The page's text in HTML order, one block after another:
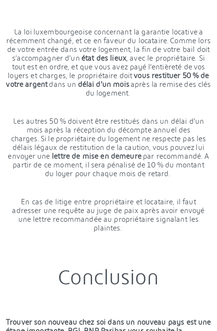
La loi luxembourgeoise concernant la garantie locative a
récemment changé, et ce en faveur du locataire. Comme lors
de votre entrée dans votre logement, la fin de votre bail doit
s’accompagner d’un état des lieux, avec le propriétaire. Si
tout est en ordre, et que vous avez payé l’entièreté de vos
loyers et charges, le propriétaire doitvous restituer 50 % de
votre argentdans un délai d’un moisaprès la remise des clés
du logement.
Les autres 50 % doivent être restitués dans un délai d’un
mois après la réception du décompte annuel des
charges. Si le propriétaire du logement ne respecte pas les
délais légaux de restitution de la caution, vous pouvez lui
envoyer une lettre de mise en demeurepar recommandé. A
partir de ce moment, il sera pénalisé de 10 % du montant
du loyer pour chaque mois de retard.
En cas de litige entre propriétaire et locataire, il faut
adresser une requête au juge de paix après avoir envoyé
une lettre recommandée au propriétaire signalant les
plaintes.
Conclusion
Trouver son nouveau chez soi dans un nouveau pays est une